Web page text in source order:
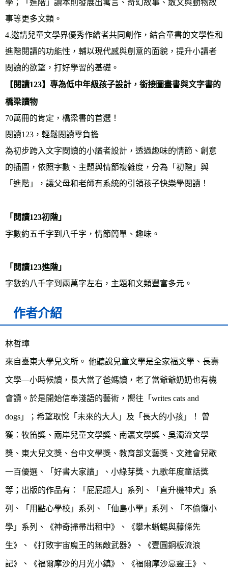
學；「進階」讀本則發展出寓言、奇幻故事、散文與動物故
事等更多文類。
4.邀請兒童文學界優秀作繪者共同創作，結合童書的文學性和
進階閱讀的功能性，輔以現代感與創意的面貌，提升小讀者
閱讀的欲望，打好學習的基礎。
【閱讀123】專為低中年級孩子設計，銜接圖畫書與文字書的
橋梁讀物
70萬冊的肯定，橋梁書的首選！
閱讀123，輕鬆閱讀零負擔
為初步跨入文字閱讀的小讀者設計，透過趣味的情節、創意
的插圖，依照字數、主題與情節複雜度，分為「初階」與
「進階」，讓父母和老師有系統的引領孩子快樂學閱讀！
「閱讀123初階」
字數約五千字到八千字，情節簡單、趣味。
「閱讀123進階」
字數約八千字到兩萬字左右，主題和文類豐富多元。
作者介紹
林哲璋
來自臺東大學兒文所。 他聽說兒童文學是全家福文學、長壽
文學—小時候讀，長大當了爸媽讀，老了當爺爺奶奶也有機
會讀。於是開始信奉淺語的藝術，嚮往「writes cats and
dogs」；希望取悅「未來的大人」及「長大的小孩」！ 曾
獲：牧笛獎、兩岸兒童文學獎、南瀛文學獎、吳濁流文學
獎、東大兒文獎、台中文學獎、教育部文藝獎、文建會兒歌
一百優選、「好書大家讀」、小綠芽獎、九歌年度童話獎
等；出版的作品有：「屁屁超人」系列、「直升機神犬」系
列、「用點心學校」系列、「仙島小學」系列、「不偷懶小
學」系列、《神奇掃帚出租中》、《攀木蜥蜴與藤條先
生》、《打敗宇宙魔王的無敵武器》、《壹圓銅板流浪
記》、《福爾摩沙的月光小鎮》、《福爾摩沙惡靈王》、